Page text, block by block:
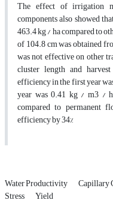
The effect of irrigation
components also showed
463.4 kg / ha compared to
of 104.8 cm was obtained
was not effective on other
cluster length and
efficiency in the first year
year was 0.41 kg / m3 /
compared to permanent
efficiency by 34%
Water Productivity Capillary
Stress Yield